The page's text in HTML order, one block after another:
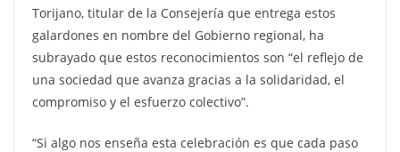
Torijano, titular de la Consejería que entrega estos
galardones en nombre del Gobierno regional, ha
subrayado que estos reconocimientos son “el reflejo de
una sociedad que avanza gracias a la solidaridad, el
compromiso y el esfuerzo colectivo”.
“Si algo nos enseña esta celebración es que cada paso